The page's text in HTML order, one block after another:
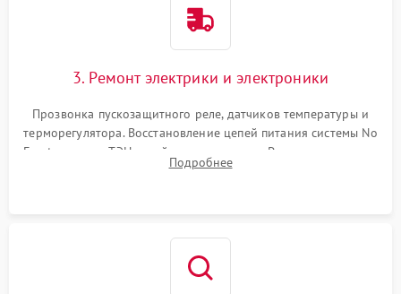
3. Ремонт электрики и электроники
Прозвонка пускозащитного реле, датчиков температуры и
терморегулятора. Восстановление цепей питания системы No
Frost, включая ТЭН оттайки и вентилятор. Ремонт или замена
платы управления при сбоях алгоритмов.
Подробнее